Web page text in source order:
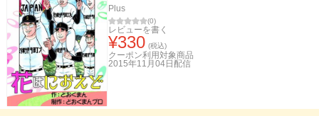
Plus
(0)
レビューを書く
¥330 (税込)
クーポン利用対象商品
2015年11月04日 配信